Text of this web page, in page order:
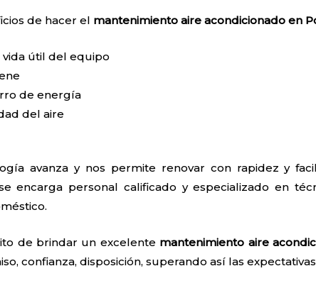
de hacer el mantenimiento aire acondicionado en
vida útil del equipo
de energía
del aire
avanza y nos permite renovar con rapidez y
encarga personal calificado y especializado en
de brindar un excelente mantenimiento aire
confianza, disposición, superando así las